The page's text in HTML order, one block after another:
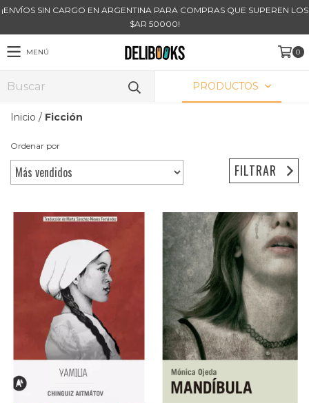
¡ENVÍOS SIN CARGO EN ARGENTINA PARA COMPRAS QUE SUPEREN LOS
$AR 50000!
MENÚ 0
PRODUCTOS
Inicio / Ficción
Ordenar por
FILTRAR